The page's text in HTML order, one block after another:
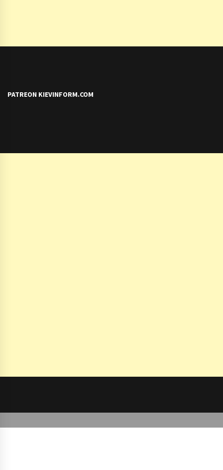
PATREON KIEVINFORM.COM